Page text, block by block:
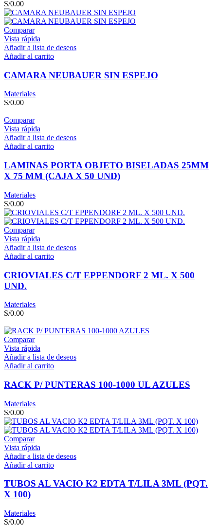
S/0.00
Comparar
Vista rápida
Añadir a lista de deseos
Añadir al carrito
CAMARA NEUBAUER SIN ESPEJO
Materiales
S/0.00
Comparar
Vista rápida
Añadir a lista de deseos
Añadir al carrito
LAMINAS PORTA OBJETO BISELADAS 25MM
X 75 MM (CAJA X 50 UND)
Materiales
S/0.00
Comparar
Vista rápida
Añadir a lista de deseos
Añadir al carrito
CRIOVIALES C/T EPPENDORF 2 ML. X 500
UND.
Materiales
S/0.00
Comparar
Vista rápida
Añadir a lista de deseos
Añadir al carrito
RACK P/ PUNTERAS 100-1000 UL AZULES
Materiales
S/0.00
Comparar
Vista rápida
Añadir a lista de deseos
Añadir al carrito
TUBOS AL VACIO K2 EDTA T/LILA 3ML (PQT.
X 100)
Materiales
S/0.00